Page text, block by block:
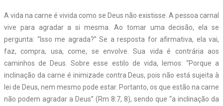
A vida na carne é vivida como se Deus não existisse. A pessoa carnal
vive para agradar a si mesma. Ao tomar uma decisão, ela se
pergunta: “Isso me agrada?” Se a resposta for afirmativa, ela vai,
faz, compra, usa, come, se envolve. Sua vida é contrária aos
caminhos de Deus. Sobre esse estilo de vida, lemos: “Porque a
inclinação da carne é inimizade contra Deus, pois não está sujeita à
lei de Deus, nem mesmo pode estar. Portanto, os que estão na carne
não podem agradar a Deus” (Rm 8:7, 8), sendo que “a inclinação da